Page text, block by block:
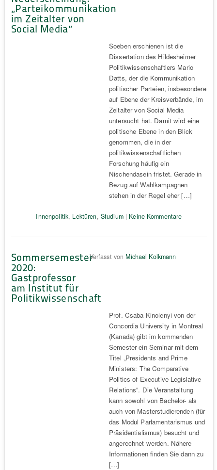
„Parteikommunikation
im Zeitalter von
Social Media“
Soeben erschienen ist die
Dissertation des Hildesheimer
Politikwissenschaftlers Mario
Datts, der die Kommunikation
politischer Parteien, insbesondere
auf Ebene der Kreisverbände, im
Zeitalter von Social Media
untersucht hat. Damit wird eine
politische Ebene in den Blick
genommen, die in der
politikwissenschaftlichen
Forschung häufig ein
Nischendasein fristet. Gerade in
Bezug auf Wahlkampagnen
stehen in der Regel eher […]
Innenpolitik, Lektüren, Studium| Keine Kommentare
Sommersemester
2020:
Gastprofessor
am Institut für
Politikwissenschaft
Verfasst von Michael Kolkmann
Prof. Csaba Kinolenyi von der
Concordia University in Montreal
(Kanada) gibt im kommenden
Semester ein Seminar mit dem
Titel „Presidents and Prime
Ministers: The Comparative
Politics of Executive-Legislative
Relations“. Die Veranstaltung
kann sowohl von Bachelor- als
auch von Masterstudierenden (für
das Modul Parlamentarismus und
Präsidentialismus) besucht und
angerechnet werden. Nähere
Informationen finden Sie dann zu
[…]